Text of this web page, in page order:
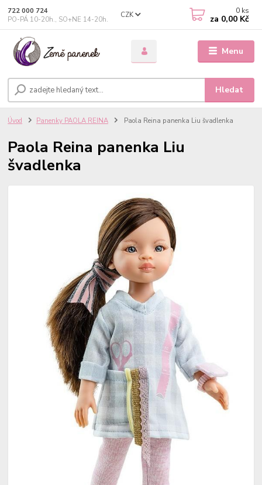
Menu
CZK
Hledat
722 000 724
PO-PÁ 10-20h., SO+NE 14-20h.
0 ks
za 0,00 Kč
Úvod Panenky PAOLA REINA Paola Reina panenka Liu švadlenka
Paola Reina panenka Liu
švadlenka